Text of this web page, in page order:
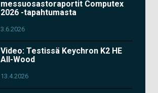
messuosastoraportit Computex
2026 -tapahtumasta
3.6.2026
Video: Testissä Keychron K2 HE
All-Wood
13.4.2026